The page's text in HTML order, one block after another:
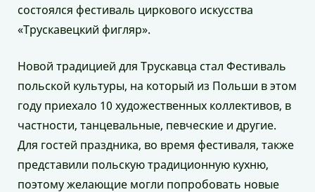
состоялся фестиваль циркового искусства
«Трускавецкий фигляр».
Новой традицией для Трускавца стал Фестиваль
польской культуры, на который из Польши в этом
году приехало 10 художественных коллективов, в
частности, танцевальные, певческие и другие.
Для гостей праздника, во время фестиваля, также
представили польскую традиционную кухню,
поэтому желающие могли попробовать новые